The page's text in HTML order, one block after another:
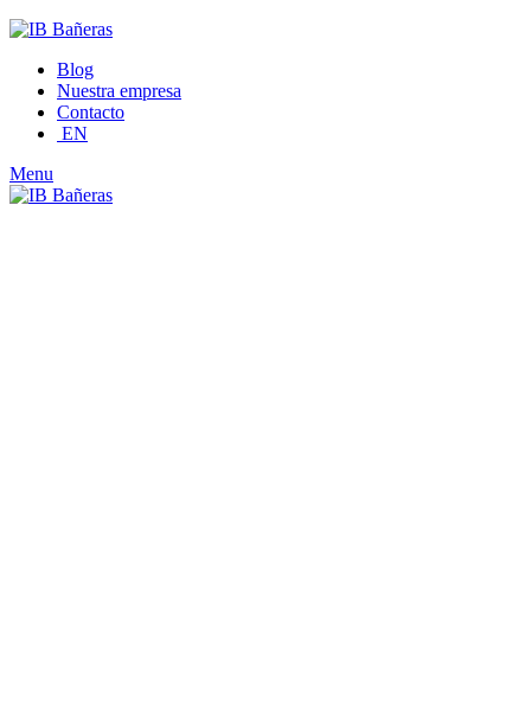
Blog
Nuestra empresa
Contacto
EN
Menu